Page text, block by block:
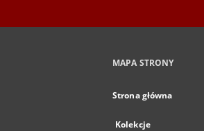
MAPA STRONY
Strona główna
Kolekcje